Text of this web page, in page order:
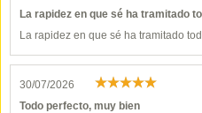
La rapidez en que sé ha tramitado
La rapidez en que sé ha tramitado
30/07/2026
Todo perfecto, muy bien